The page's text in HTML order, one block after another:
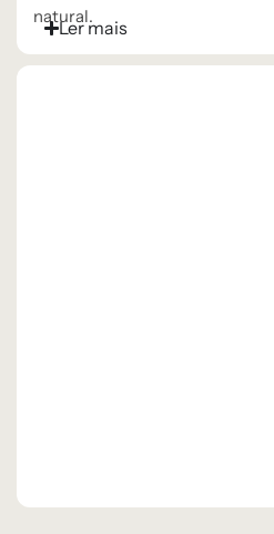
natural.
Ler mais